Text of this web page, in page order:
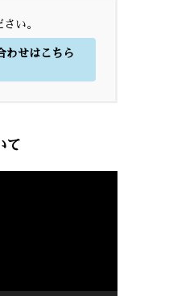
い。
わせはこちら
て